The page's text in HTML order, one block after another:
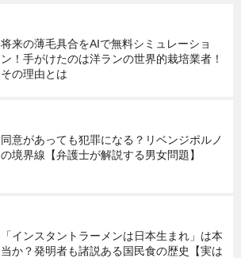
将来の薄毛具合をAIで無料シミュレーショ
ン！手がけたのは洋ランの世界的栽培業者！
その理由とは
同意があっても犯罪になる？リベンジポルノ
の境界線【弁護士が解説する男女問題】
「インスタントラーメンは日本生まれ」は本
当か？発明者も諸説ある国民食の歴史【実は